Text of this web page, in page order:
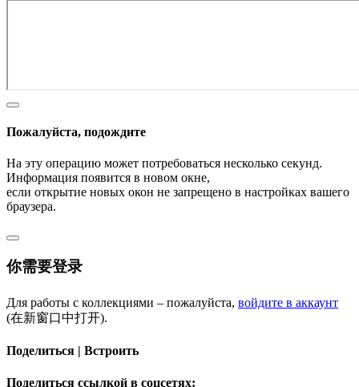
Пожалуйста, подождите
На эту операцию может потребоваться несколько секунд.
Информация появится в новом окне,
если открытие новых окон не запрещено в настройках вашего
браузера.
你需要登录
Для работы с коллекциями – пожалуйста, войдите в аккаунт
(在新窗口中打开).
Поделиться | Встроить
Поделиться ссылкой в соцсетях: